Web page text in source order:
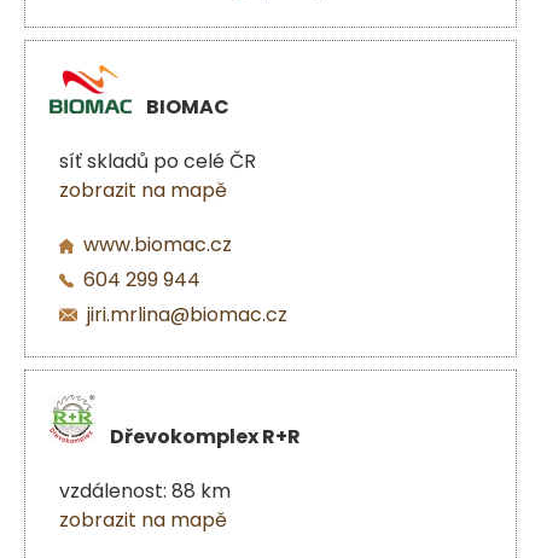
BIOMAC
síť skladů po celé ČR
zobrazit na mapě
www.biomac.cz
604 299 944
jiri.mrlina@biomac.cz
Dřevokomplex R+R
vzdálenost: 88 km
zobrazit na mapě